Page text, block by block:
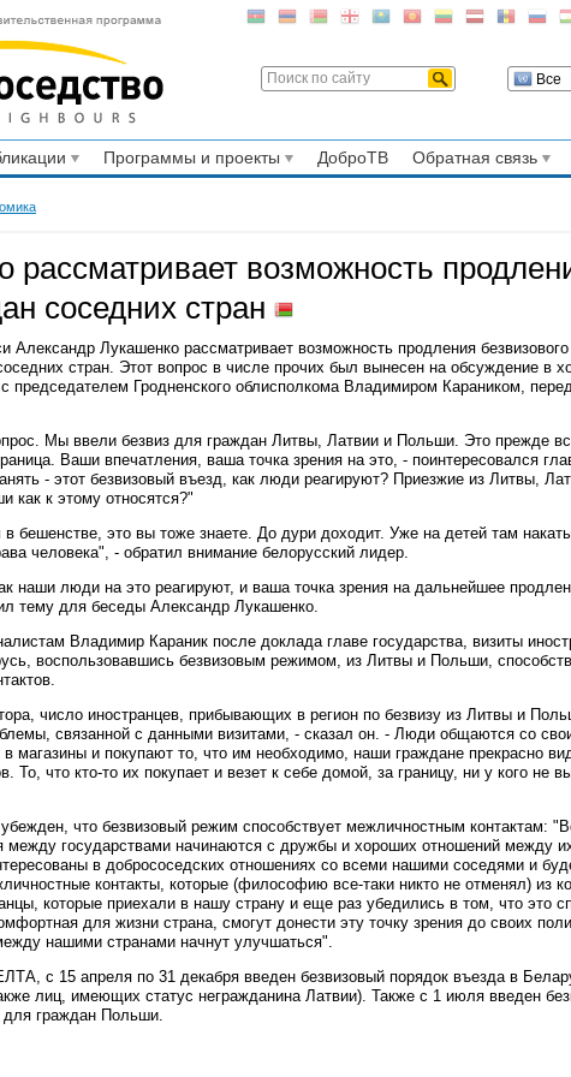
Все
Программы и проекты ДоброТВ Обратная связь
рассматривает возможность
соседних стран
Александр Лукашенко рассматривает возможность продления
стран. Этот вопрос в числе прочих был вынесен на обсуждение в
председателем Гродненского облисполкома Владимиром Караником,
Мы ввели безвиз для граждан Литвы, Латвии и Польши. Это прежде
Ваши впечатления, ваша точка зрения на это, - поинтересовался
- этот безвизовый въезд, как люди реагируют? Приезжие из Литвы,
как к этому относятся?"
в бешенстве, это вы тоже знаете. До дури доходит. Уже на детей там
человека", - обратил внимание белорусский лидер.
наши люди на это реагируют, и ваша точка зрения на дальнейшее
тему для беседы Александр Лукашенко.
Владимир Караник после доклада главе государства, визиты
воспользовавшись безвизовым режимом, из Литвы и Польши,
число иностранцев, прибывающих в регион по безвизу из Литвы и
связанной с данными визитами, - сказал он. - Люди общаются со
магазины и покупают то, что им необходимо, наши граждане прекрасно
То, что кто-то их покупает и везет к себе домой, за границу, ни у кого не
что безвизовый режим способствует межличностным контактам:
между государствами начинаются с дружбы и хороших отношений между
в добрососедских отношениях со всеми нашими соседями и
контакты, которые (философию все-таки никто не отменял) из
которые приехали в нашу страну и еще раз убедились в том, что это
для жизни страна, смогут донести эту точку зрения до своих
нашими странами начнут улучшаться".
с 15 апреля по 31 декабря введен безвизовый порядок въезда в
лиц, имеющих статус негражданина Латвии). Также с 1 июля введен
граждан Польши.